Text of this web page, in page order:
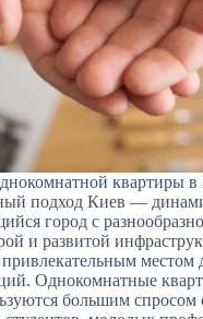
квартиры в
подход Киев —
город с
и развитой
привлекательным местом
Однокомнатные
большим спросом